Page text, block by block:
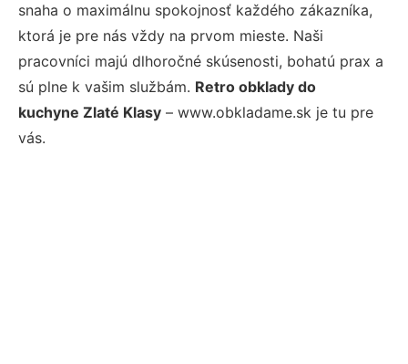
snaha o maximálnu spokojnosť každého zákazníka,
ktorá je pre nás vždy na prvom mieste. Naši
pracovníci majú dlhoročné skúsenosti, bohatú prax a
sú plne k vašim službám. Retro obklady do
kuchyne Zlaté Klasy – www.obkladame.sk je tu pre
vás.